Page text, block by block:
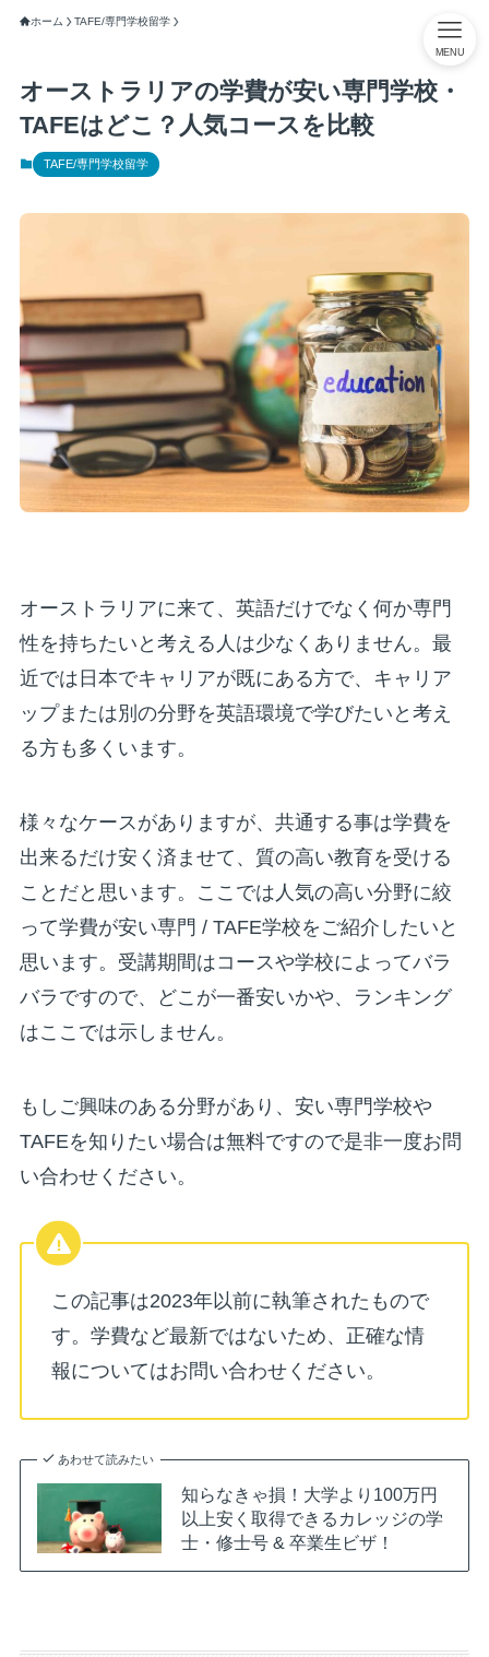
MENU
ホーム TAFE/専門学校留学
オーストラリアの学費が安い専門学校・
TAFEはどこ？人気コースを比較
TAFE/専門学校留学
オーストラリアに来て、英語だけでなく何か専門
性を持ちたいと考える人は少なくありません。最
近では日本でキャリアが既にある方で、キャリア
ップまたは別の分野を英語環境で学びたいと考え
る方も多くいます。
様々なケースがありますが、共通する事は学費を
出来るだけ安く済ませて、質の高い教育を受ける
ことだと思います。ここでは人気の高い分野に絞
って学費が安い専門 / TAFE学校をご紹介したいと
思います。受講期間はコースや学校によってバラ
バラですので、どこが一番安いかや、ランキング
はここでは示しません。
もしご興味のある分野があり、安い専門学校や
TAFEを知りたい場合は無料ですので是非一度お問
い合わせください。
この記事は2023年以前に執筆されたもので
す。学費など最新ではないため、正確な情
報についてはお問い合わせください。
あわせて読みたい
知らなきゃ損！大学より100万円
以上安く取得できるカレッジの学
士・修士号 & 卒業生ビザ！